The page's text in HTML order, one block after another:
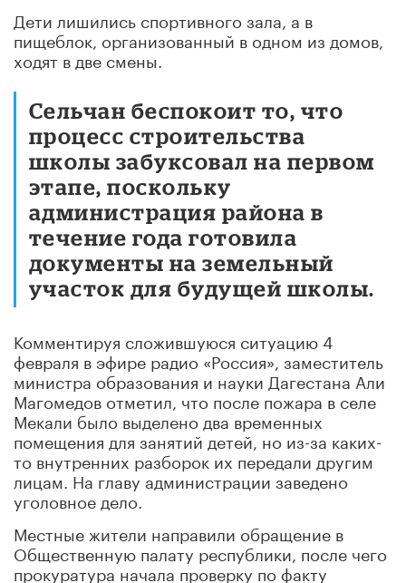
Дети лишились спортивного зала, а в
пищеблок, организованный в одном из домов,
ходят в две смены.
Сельчан беспокоит то, что
процесс строительства
школы забуксовал на первом
этапе, поскольку
администрация района в
течение года готовила
документы на земельный
участок для будущей школы.
Комментируя сложившуюся ситуацию 4
февраля в эфире радио «Россия», заместитель
министра образования и науки Дагестана Али
Магомедов отметил, что после пожара в селе
Мекали было выделено два временных
помещения для занятий детей, но из-за каких-
то внутренних разборок их передали другим
лицам. На главу администрации заведено
уголовное дело.
Местные жители направили обращение в
Общественную палату республики, после чего
прокуратура начала проверку по факту